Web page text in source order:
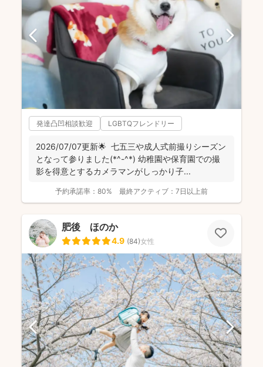
発達凸凹相談歓迎 LGBTQフレンドリー
2026/07/07更新🌟 七五三や成人式前撮りシーズン
となって参りました(*^-^*) 幼稚園や保育園での撮
影を得意とするカメラマンがしっかり子...
予約承諾率： 80% 最終アクティブ： 7日以上前
肥後 ほのか
4.9 (84)女性